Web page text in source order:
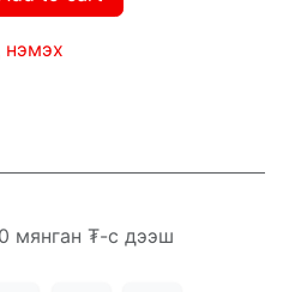
нэмэх
мянган ₮-с дээш